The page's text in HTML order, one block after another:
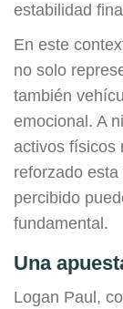
estabilidad
En este
no solo
también
emocional. A
activos físicos
reforzado
percibido
fundamental.
Una
Logan Paul,